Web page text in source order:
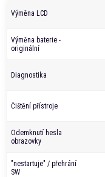
Výměna LCD
Výměna baterie -
originální
Diagnostika
Čištění přístroje
Odemknutí hesla
obrazovky
"nestartuje" / přehrání
SW